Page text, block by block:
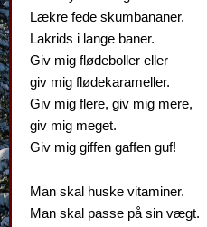
Lækre fede skumbananer.
Lakrids i lange baner.
Giv mig flødeboller eller
giv mig flødekarameller.
Giv mig flere, giv mig mere,
giv mig meget.
Giv mig giffen gaffen guf!
Man skal huske vitaminer.
Man skal passe på sin vægt.